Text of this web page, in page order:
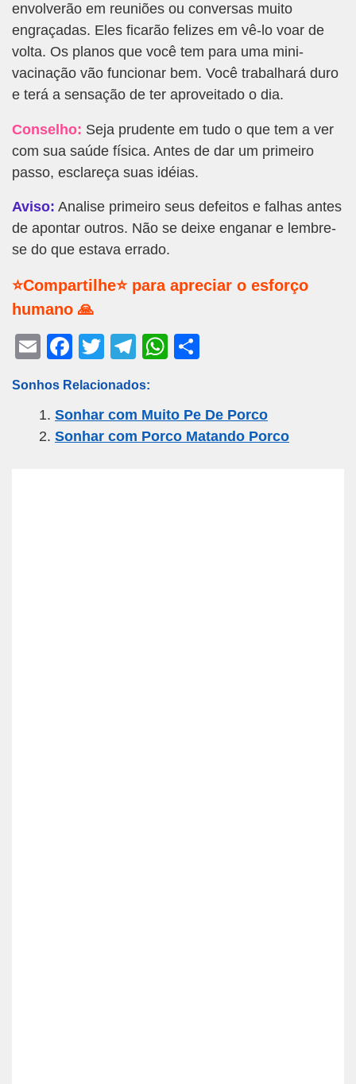
envolverão em reuniões ou conversas muito
engraçadas. Eles ficarão felizes em vê-lo voar de
volta. Os planos que você tem para uma mini-
vacinação vão funcionar bem. Você trabalhará duro
e terá a sensação de ter aproveitado o dia.
Conselho: Seja prudente em tudo o que tem a ver
com sua saúde física. Antes de dar um primeiro
passo, esclareça suas idéias.
Aviso: Analise primeiro seus defeitos e falhas antes
de apontar outros. Não se deixe enganar e lembre-
se do que estava errado.
⭐Compartilhe⭐ para apreciar o esforço
humano 🙏
E
ail
F
c
e
b
T
tt
er
T
e
gr
a
W
s
A
e
Sonhos Relacionados:
Sonhar com Muito Pe De Porco
Sonhar com Porco Matando Porco